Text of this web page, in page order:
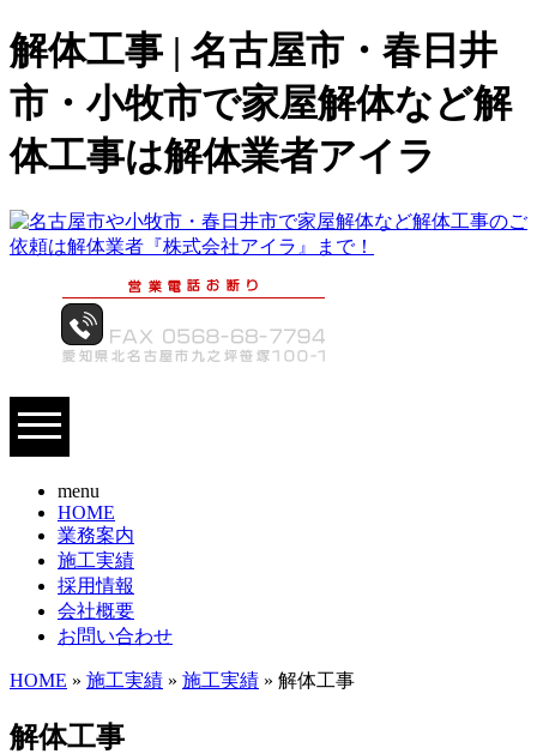
解体工事 | 名古屋市・春日井
市・小牧市で家屋解体など解
体工事は解体業者アイラ
menu
HOME
業務案内
施工実績
採用情報
会社概要
お問い合わせ
HOME » 施工実績 » 施工実績 » 解体工事
解体工事